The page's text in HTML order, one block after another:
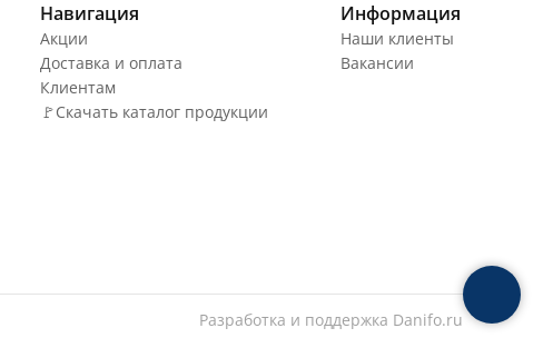
Навигация
Акции
Доставка и оплата
Клиентам
🚩Скачать каталог продукции
Информация
Наши клиенты
Вакансии
Разработка и поддержка Danifo.ru